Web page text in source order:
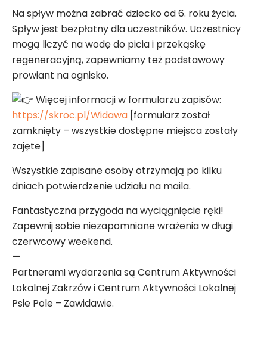
Na spływ można zabrać dziecko od 6. roku życia.
Spływ jest bezpłatny dla uczestników. Uczestnicy
mogą liczyć na wodę do picia i przekąskę
regeneracyjną, zapewniamy też podstawowy
prowiant na ognisko.
Więcej informacji w formularzu zapisów:
https://skroc.pl/Widawa [formularz został
zamknięty – wszystkie dostępne miejsca zostały
zajęte]
Wszystkie zapisane osoby otrzymają po kilku
dniach potwierdzenie udziału na maila.
Fantastyczna przygoda na wyciągnięcie ręki!
Zapewnij sobie niezapomniane wrażenia w długi
czerwcowy weekend.
—
Partnerami wydarzenia są Centrum Aktywności
Lokalnej Zakrzów i Centrum Aktywności Lokalnej
Psie Pole – Zawidawie.